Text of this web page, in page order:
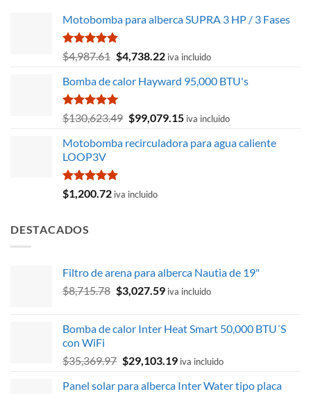
Motobomba para alberca SUPRA 3 HP / 3 Fases
Valorado
con
de 5
$4,987.61 El
original
era:
$4,987.61.
$4,738.22El
actual
$4,738.22.
iva incluido
Bomba de calor Hayward 95,000 BTU's
Valorado
con
5.00
de 5
$130,623.49 El
original
$99,079.15El
actual
iva incluido
Motobomba recirculadora para agua caliente
LOOP3V
Valorado
con
$1,200.72 iva incluido
DESTACADOS
Filtro de arena para alberca Nautia de 19"
$8,715.78 El
era:
$3,027.59El
es:
iva incluido
Bomba de calor Inter Heat Smart 50,000 BTU´S
con WiFi
$35,369.97 El
original
$29,103.19El
actual
iva incluido
Panel solar para alberca Inter Water tipo placa